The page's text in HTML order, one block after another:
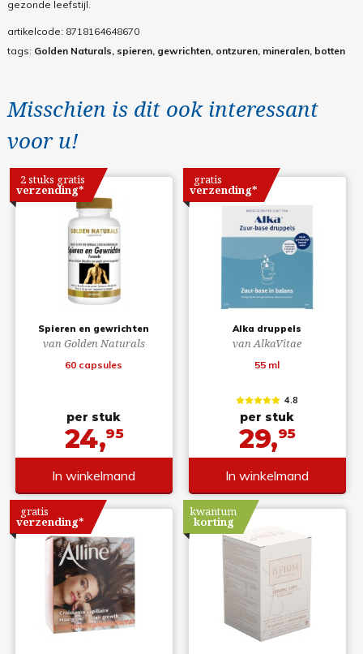
gezonde leefstijl.
artikelcode: 8718164648670
tags: Golden Naturals, spieren, gewrichten, ontzuren, mineralen, botten
Misschien is dit ook interessant
voor u!
Spieren en gewrichten
van Golden Naturals
60 capsules
2 stuks gratis
verzending*
per stuk
24,95
In winkelmand
Alka druppels
van AlkaVitae
55 ml
gratis
verzending*
4.8
per stuk
29,95
In winkelmand
gratis
verzending*
kwantum
korting